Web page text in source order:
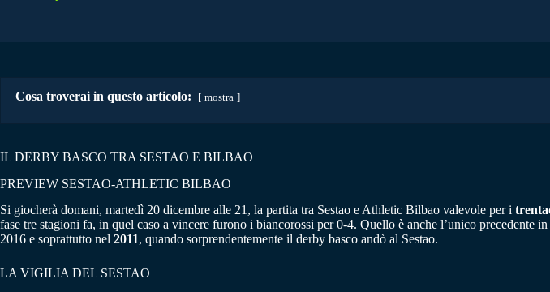
Cosa troverai in questo articolo: mostra
IL DERBY BASCO TRA SESTAO E BILBAO
PREVIEW SESTAO-ATHLETIC BILBAO
Si giocherà domani, martedì 20 dicembre alle 21, la partita tra Sestao e Athletic Bilbao valevole per i
fase tre stagioni fa, in quel caso a vincere furono i biancorossi per 0-4. Quello è anche l’unico
2016 e soprattutto nel 2011, quando sorprendentemente il derby basco andò al Sestao.
LA VIGILIA DEL SESTAO